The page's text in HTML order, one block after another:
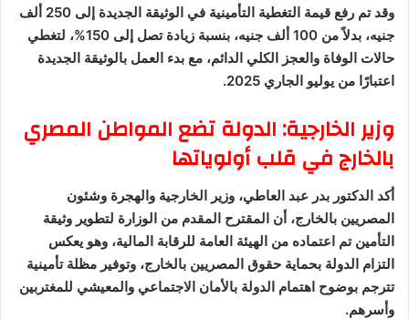
وقد تم رفع قيمة التغطية التأمينية في الوثيقة الجديدة إلى 250 ألف
جنيه، بدلاً من 100 ألف جنيه، بنسبة زيادة تصل إلى 150%، لتغطي
حالات الوفاة والعجز الكلي الدائم، مع بدء العمل بالوثيقة الجديدة
اعتبارًا من يوليو الجاري 2025.
وزير الخارجية: الدولة تضع المواطن المصري
بالخارج في قلب أولوياتها
أكد الدكتور بدر عبد العاطي، وزير الخارجية والهجرة وشئون
المصريين بالخارج، أن المقترح المقدم من الوزارة لتطوير وثيقة
التأمين تم اعتماده من الهيئة العامة للرقابة المالية، وهو يعكس
التزام الدولة بحماية حقوق المصريين بالخارج، وتوفير مظلة تأمينية
تترجم بوضوح اهتمام الدولة بالأمان الاجتماعي والمعيشي للمغتربين
وأسرهم.